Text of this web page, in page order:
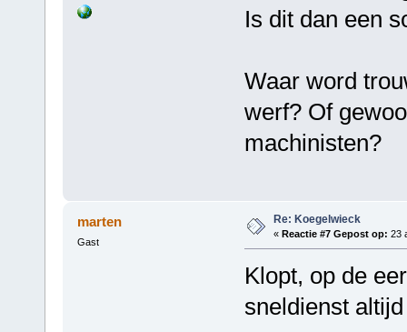
Is dit dan een
Waar word
werf? Of
machinisten?
marten
Gast
Re: Koegelwieck
« Reactie #7 Gepost op: 23
Klopt, op de
sneldienst